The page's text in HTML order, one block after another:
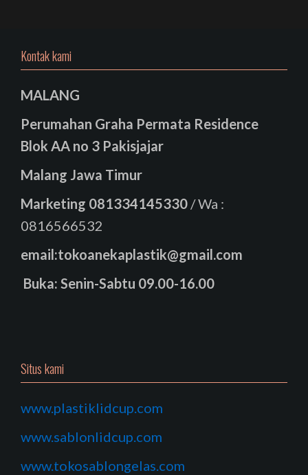
Kontak kami
MALANG
Perumahan Graha Permata Residence
Blok AA no 3 Pakisjajar
Malang Jawa Timur
Marketing 081334145330 / Wa :
0816566532
email:tokoanekaplastik@gmail.com
Buka: Senin-Sabtu 09.00-16.00
Situs kami
www.plastiklidcup.com
www.sablonlidcup.com
www.tokosablongelas.com